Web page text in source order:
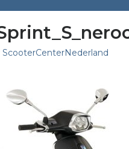
ScooterCenterNederland